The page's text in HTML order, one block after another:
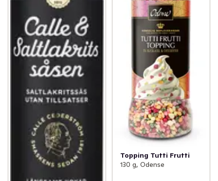
Topping Tutti Frutti
130 g, Odense